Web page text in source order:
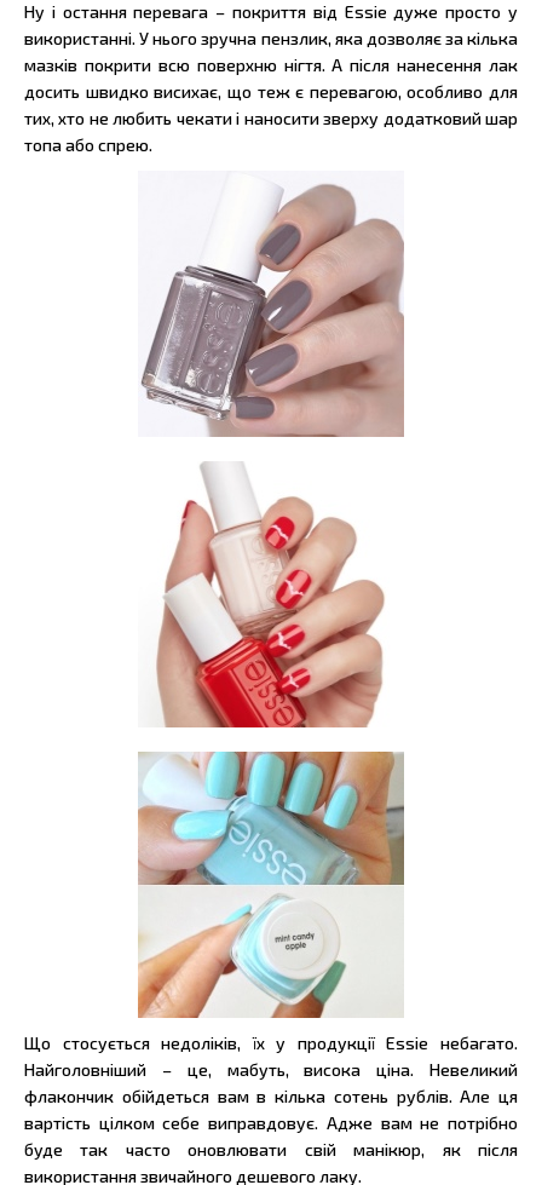
Ну і остання перевага – покриття від Essie дуже просто у
використанні. У нього зручна пензлик, яка дозволяє за кілька
мазків покрити всю поверхню нігтя. А після нанесення лак
досить швидко висихає, що теж є перевагою, особливо для
тих, хто не любить чекати і наносити зверху додатковий шар
топа або спрею.
Що стосується недоліків, їх у продукції Essie небагато.
Найголовніший – це, мабуть, висока ціна. Невеликий
флакончик обійдеться вам в кілька сотень рублів. Але ця
вартість цілком себе виправдовує. Адже вам не потрібно
буде так часто оновлювати свій манікюр, як після
використання звичайного дешевого лаку.